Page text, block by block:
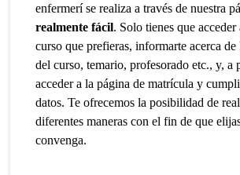
enfermerí se realiza a través de nuestra
realmente fácil. Solo tienes que
curso que prefieras, informarte acerca
del curso, temario, profesorado etc., y, a
acceder a la página de matrícula y
datos. Te ofrecemos la posibilidad de
diferentes maneras con el fin de que
convenga.